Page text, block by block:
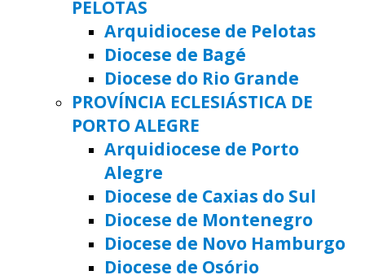
PELOTAS
Arquidiocese de Pelotas
Diocese de Bagé
Diocese do Rio Grande
PROVÍNCIA ECLESIÁSTICA DE
PORTO ALEGRE
Arquidiocese de Porto
Alegre
Diocese de Caxias do Sul
Diocese de Montenegro
Diocese de Novo Hamburgo
Diocese de Osório